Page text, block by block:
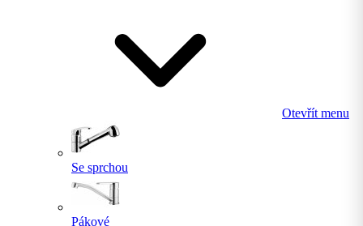
Otevřít menu
Se sprchou
Pákové